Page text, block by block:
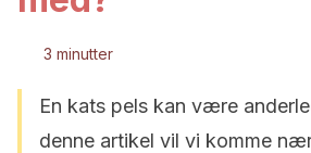
3 minutter
En kats pels kan være
denne artikel vil vi komme